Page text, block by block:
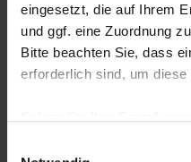
eingesetzt, die auf Ihrem
und ggf. eine Zuordnung
Bitte beachten Sie, dass
erforderlich sind, um
SC Freiburg
Basic-Shirts "Rot-Weiß" SET
(6)